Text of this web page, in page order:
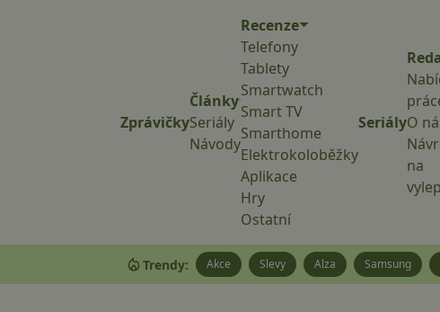
Zprávičky
Články
Seriály
Návody
Recenze
Telefony
Tablety
Smartwatch
Smart TV
Smarthome
Elektrokoloběžky
Aplikace
Hry
Ostatní
SeriályO
na
Trendy: Akce Slevy Alza Samsung